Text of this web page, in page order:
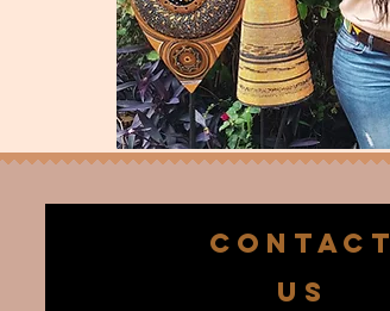
CONTACT
US